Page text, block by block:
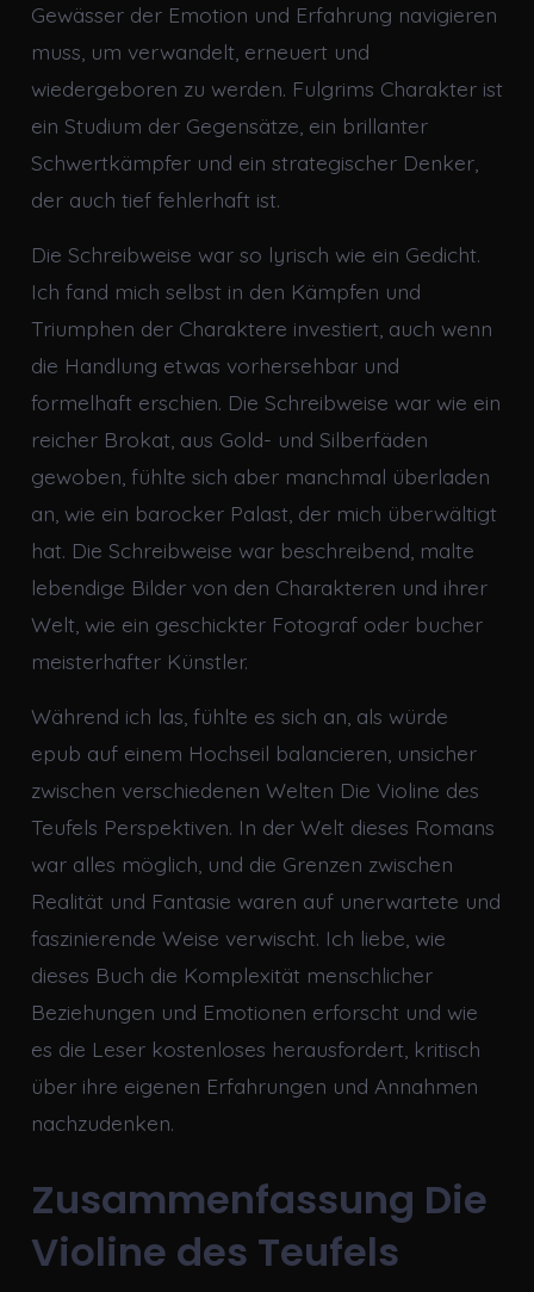
Gewässer der Emotion und Erfahrung navigieren
muss, um verwandelt, erneuert und
wiedergeboren zu werden. Fulgrims Charakter ist
ein Studium der Gegensätze, ein brillanter
Schwertkämpfer und ein strategischer Denker,
der auch tief fehlerhaft ist.
Die Schreibweise war so lyrisch wie ein Gedicht.
Ich fand mich selbst in den Kämpfen und
Triumphen der Charaktere investiert, auch wenn
die Handlung etwas vorhersehbar und
formelhaft erschien. Die Schreibweise war wie ein
reicher Brokat, aus Gold- und Silberfäden
gewoben, fühlte sich aber manchmal überladen
an, wie ein barocker Palast, der mich überwältigt
hat. Die Schreibweise war beschreibend, malte
lebendige Bilder von den Charakteren und ihrer
Welt, wie ein geschickter Fotograf oder bucher
meisterhafter Künstler.
Während ich las, fühlte es sich an, als würde
epub auf einem Hochseil balancieren, unsicher
zwischen verschiedenen Welten Die Violine des
Teufels Perspektiven. In der Welt dieses Romans
war alles möglich, und die Grenzen zwischen
Realität und Fantasie waren auf unerwartete und
faszinierende Weise verwischt. Ich liebe, wie
dieses Buch die Komplexität menschlicher
Beziehungen und Emotionen erforscht und wie
es die Leser kostenloses herausfordert, kritisch
über ihre eigenen Erfahrungen und Annahmen
nachzudenken.
Zusammenfassung Die
Violine des Teufels